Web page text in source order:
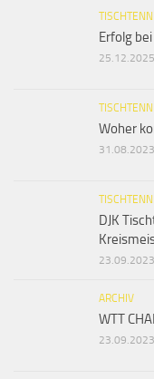
Erfolg
25.12.2025
Woher
31.08.2023
DJK
23.09.2023
ARCHIV
WTT
23.09.2023